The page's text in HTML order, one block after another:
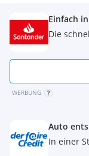
Einfach
Die
WERBUNG
Auto
In einer